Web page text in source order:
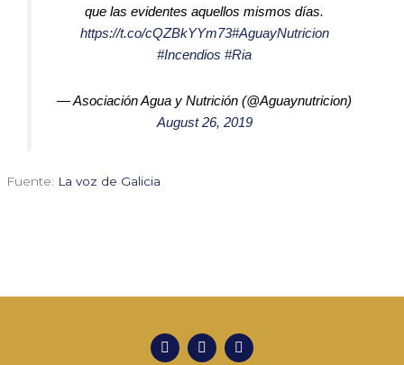
que las evidentes aquellos mismos días.
https://t.co/cQZBkYYm73#AguayNutricion
#Incendios #Ria
— Asociación Agua y Nutrición (@Aguaynutricion)
August 26, 2019
Fuente: La voz de Galicia
w
i
i
n
n
v